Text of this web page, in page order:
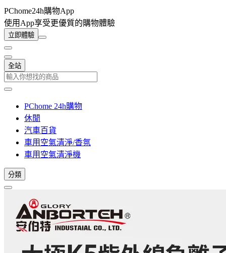
PChome24h購物App
使用App享受更優質的購物體驗
立即體驗
全站
PChome 24h購物
休閒
汽車百貨
車用空氣清淨/香氛
車用空氣清淨機
分類